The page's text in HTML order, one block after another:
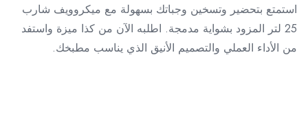
استمتع بتحضير وتسخين وجباتك بسهولة مع ميكروويف شارب
25 لتر المزود بشواية مدمجة. اطلبه الآن من كذا ميزة واستفد
من الأداء العملي والتصميم الأنيق الذي يناسب مطبخك.